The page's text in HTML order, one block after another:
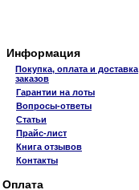
Информация
Покупка, оплата и доставка
заказов
Гарантии на лоты
Вопросы-ответы
Статьи
Прайс-лист
Книга отзывов
Контакты
Оплата